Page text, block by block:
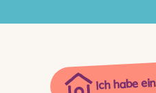
Ich habe